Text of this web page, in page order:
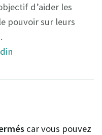
d’aider les
pouvoir sur leurs
car vous pouvez